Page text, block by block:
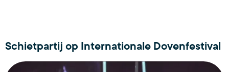
Schietpartij op Internationale Dovenfestival